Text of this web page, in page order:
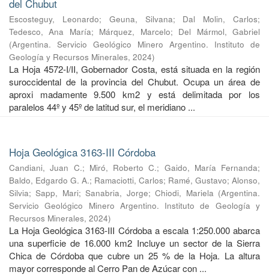
del Chubut
Escosteguy, Leonardo; Geuna, Silvana; Dal Molin, Carlos;
Tedesco, Ana María; Márquez, Marcelo; Del Mármol, Gabriel
(Argentina. Servicio Geológico Minero Argentino. Instituto de
Geología y Recursos Minerales, 2024)
La Hoja 4572-I/II, Gobernador Costa, está situada en la región
suroccidental de la provincia del Chubut. Ocupa un área de
aproxi madamente 9.500 km2 y está delimitada por los
paralelos 44º y 45º de latitud sur, el meridiano ...
Hoja Geológica 3163-III Córdoba
Candiani, Juan C.; Miró, Roberto C.; Gaido, María Fernanda;
Baldo, Edgardo G. A.; Ramaciotti, Carlos; Ramé, Gustavo; Alonso,
Silvia;Sapp, Mari;Sanabria, Jorge;Chiodi, Mariela (Argentina.
Servicio Geológico Minero Argentino. Instituto de Geología y
Recursos Minerales, 2024)
La Hoja Geológica 3163-III Córdoba a escala 1:250.000 abarca
una superficie de 16.000 km2 Incluye un sector de la Sierra
Chica de Córdoba que cubre un 25 % de la Hoja. La altura
mayor corresponde al Cerro Pan de Azúcar con ...